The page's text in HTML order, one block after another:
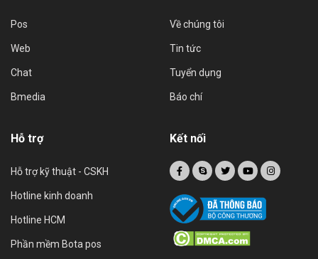
Pos
Web
Chat
Bmedia
Về chúng tôi
Tin tức
Tuyển dụng
Báo chí
Hỗ trợ
Hỗ trợ kỹ thuật - CSKH
Hotline kinh doanh
Hotline HCM
Phần mềm Bota pos
Kết nối